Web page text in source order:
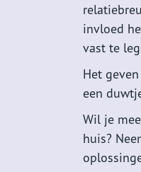
invloed
vast te
Het
een
Wil je
huis?